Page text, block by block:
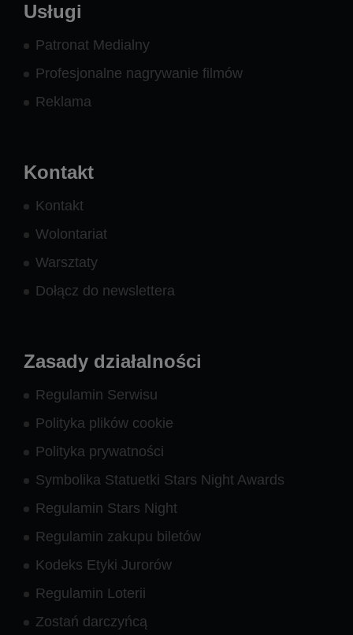
Usługi
Patronat Medialny
Profesjonalne nagrywanie filmów
Reklama
Kontakt
Kontakt
Wolontariat
Warsztaty
Dołącz do newslettera
Zasady działalności
Regulamin Serwisu
Polityka plików cookie
Polityka prywatności
Symbolika Statuetki Stars Night Awards
Regulamin Stars Night
Regulamin zakupu biletów
Kodeks Etyki Jurorów
Regulamin Loterii
Zostań darczyńcą